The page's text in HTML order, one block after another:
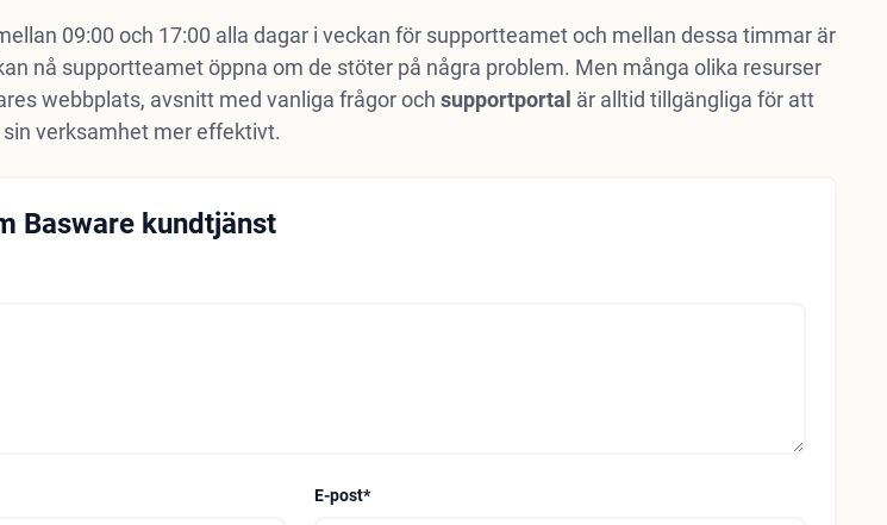
09:00 och 17:00 alla dagar i veckan för supportteamet och mellan dessa timmar är
nå supportteamet öppna om de stöter på några problem. Men många olika resurser
webbplats, avsnitt med vanliga frågor och supportportal är alltid tillgängliga för att
verksamhet mer effektivt.
Basware kundtjänst
E-post*